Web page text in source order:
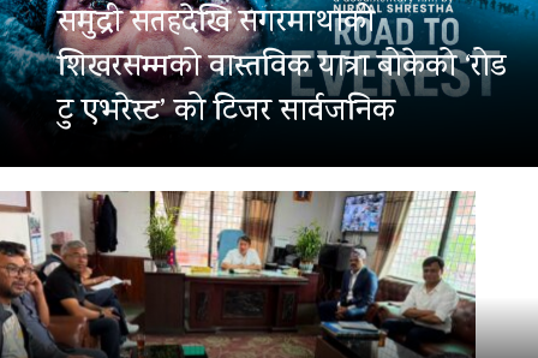
समुद्री सतहदेखि सगरमाथाको
शिखरसम्मको वास्तविक यात्रा बोकेको ‘रोड
टु एभरेस्ट’ को टिजर सार्वजनिक